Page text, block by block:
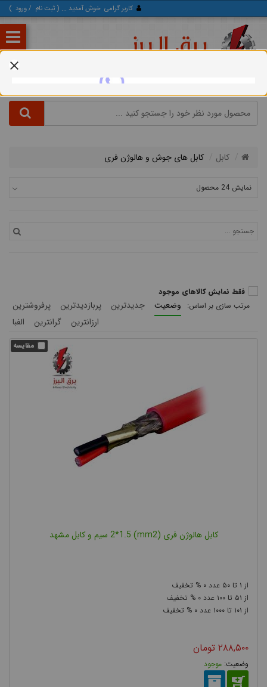
کاربر گرامی خوش آمدید ... ( ثبت‌ نام /ورود )
کابل کابل های جوش و هالوژن فری
نمایش 24 محصول
فقط نمایش کالاهای موجود
وضعیت جدیدترین پربازدیدترین
پرفروشترین
ارزانترین
گرانترین الفبا
کابل هالوژن فری (mm2) 2*1.5 سیم و کابل مشهد
۱ ۵۰
۰
۵۱
۱۰۰
۰
۱۰۱
۱۰۰۰ ۰
۲۸۸,۵۰۰ تومان
موجود